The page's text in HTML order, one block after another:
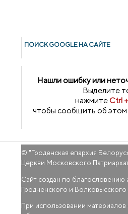
ПОИСК GOОGLE НА САЙТЕ
Нашли ошибку или
Выделите
нажмитеCtrl
чтобы сообщить об
© "Гроденская епархия
Церкви Московского
Сайт создан по благословению
Гродненского и Волковысского
При использовании материалов